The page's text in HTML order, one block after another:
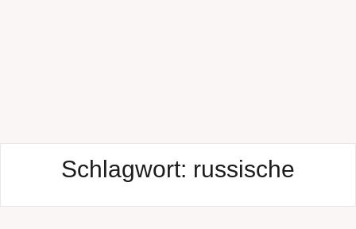
Schlagwort: russische